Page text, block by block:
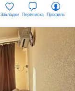
Закладки Переписка Профиль